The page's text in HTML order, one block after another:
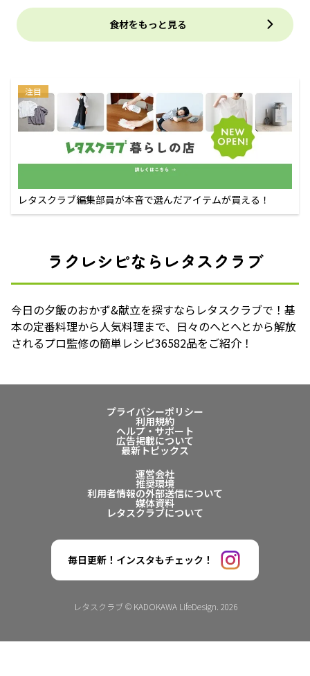
食材をもっと見る
注目
レタスクラブ編集部員が本音で選んだアイテムが買える！
ラクレシピならレタスクラブ
今日の夕飯のおかず&献立を探すならレタスクラブで！基
本の定番料理から人気料理まで、日々のへとへとから解放
されるプロ監修の簡単レシピ36582品をご紹介！
プライバシーポリシー
利用規約
ヘルプ・サポート
広告掲載について
最新トピックス
運営会社
推奨環境
利用者情報の外部送信について
媒体資料
レタスクラブについて
毎日更新！インスタもチェック！
レタスクラブ © KADOKAWA LifeDesign. 2026